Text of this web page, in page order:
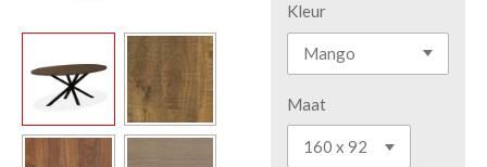
Kleur
Maat